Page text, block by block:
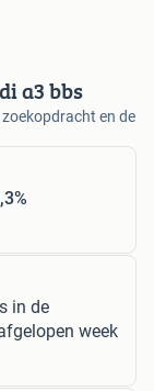
a3 bbs
en de
in de
week